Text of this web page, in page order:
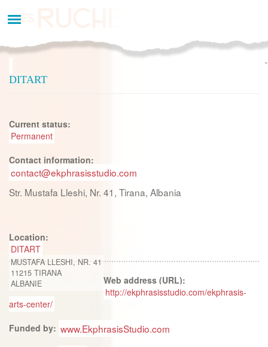
au
DITART
Current status:
Permanent
Contact information:
contact@ekphrasisstudio.com
Str. Mustafa Lleshi, Nr. 41, Tirana, Albania
Location:
DITART
MUSTAFA LLESHI, NR. 41
11215 TIRANA
ALBANIE
Web address (URL):
http://ekphrasisstudio.com/ekphrasis-
arts-center/
Funded by: www.EkphrasisStudio.com